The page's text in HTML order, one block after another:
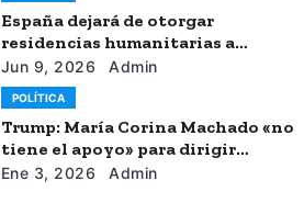
España dejará de otorgar
residencias humanitarias a
venezolanos
Jun 9, 2026 Admin
POLÍTICA
Trump: María Corina Machado «no
tiene el apoyo» para dirigir
Venezuela
Ene 3, 2026 Admin